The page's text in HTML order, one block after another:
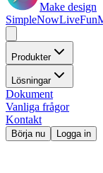
Make design
SimpleNowLiveFun
Produkter
Lösningar
Dokument
Vanliga frågor
Kontakt
Börja nu Logga in